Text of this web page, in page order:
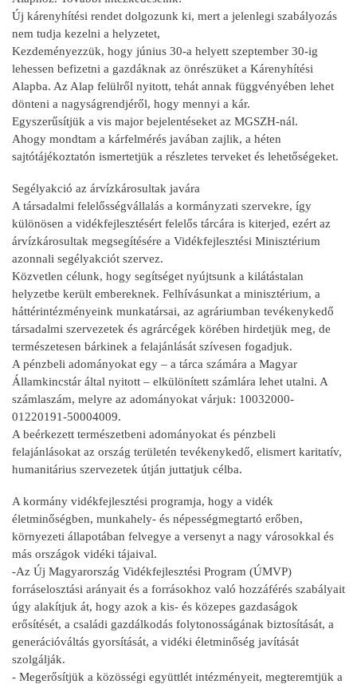
Új kárenyhítési rendet dolgozunk ki, mert a jelenlegi szabályozás
nem tudja kezelni a helyzetet,
Kezdeményezzük, hogy június 30-a helyett szeptember 30-ig
lehessen befizetni a gazdáknak az önrészüket a Kárenyhítési
Alapba. Az Alap felülről nyitott, tehát annak függvényében lehet
dönteni a nagyságrendjéről, hogy mennyi a kár.
Egyszerűsítjük a vis major bejelentéseket az MGSZH-nál.
Ahogy mondtam a kárfelmérés javában zajlik, a héten
sajtótájékoztatón ismertetjük a részletes terveket és lehetőségeket.
Segélyakció az árvízkárosultak javára
A társadalmi felelősségvállalás a kormányzati szervekre, így
különösen a vidékfejlesztésért felelős tárcára is kiterjed, ezért az
árvízkárosultak megsegítésére a Vidékfejlesztési Minisztérium
azonnali segélyakciót szervez.
Közvetlen célunk, hogy segítséget nyújtsunk a kilátástalan
helyzetbe került embereknek. Felhívásunkat a minisztérium, a
háttérintézményeink munkatársai, az agráriumban tevékenykedő
társadalmi szervezetek és agrárcégek körében hirdetjük meg, de
természetesen bárkinek a felajánlását szívesen fogadjuk.
A pénzbeli adományokat egy – a tárca számára a Magyar
Államkincstár által nyitott – elkülönített számlára lehet utalni. A
számlaszám, melyre az adományokat várjuk: 10032000-
01220191-50004009.
A beérkezett természetbeni adományokat és pénzbeli
felajánlásokat az ország területén tevékenykedő, elismert karitatív,
humanitárius szervezetek útján juttatjuk célba.
A kormány vidékfejlesztési programja, hogy a vidék
életminőségben, munkahely- és népességmegtartó erőben,
környezeti állapotában felvegye a versenyt a nagy városokkal és
más országok vidéki tájaival.
-Az Új Magyarország Vidékfejlesztési Program (ÚMVP)
forráselosztási arányait és a forrásokhoz való hozzáférés szabályait
úgy alakítjuk át, hogy azok a kis- és közepes gazdaságok
erősítését, a családi gazdálkodás folytonosságának biztosítását, a
generációváltás gyorsítását, a vidéki életminőség javítását
szolgálják.
- Megerősítjük a közösségi együttlét intézményeit, megteremtjük a